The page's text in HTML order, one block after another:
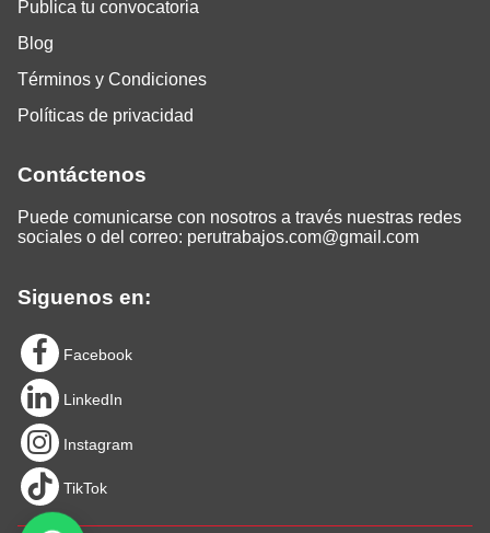
Publica tu convocatoria
Blog
Términos y Condiciones
Políticas de privacidad
Contáctenos
Puede comunicarse con nosotros a través nuestras redes
sociales o del correo: perutrabajos.com@gmail.com
Siguenos en:
Facebook
LinkedIn
Instagram
TikTok